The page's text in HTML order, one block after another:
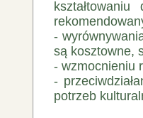
‐
są kosztowne,
‐ wzmocnieniu
‐
potrzeb